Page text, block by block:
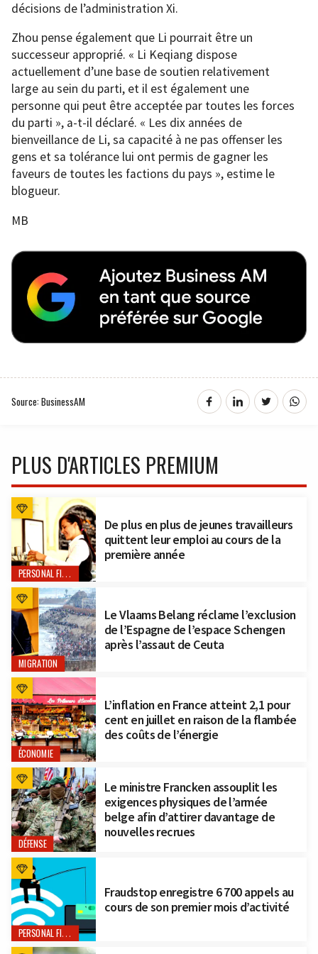
décisions de l’administration Xi.
Zhou pense également que Li pourrait être un
successeur approprié. « Li Keqiang dispose
actuellement d’une base de soutien relativement
large au sein du parti, et il est également une
personne qui peut être acceptée par toutes les forces
du parti », a-t-il déclaré. « Les dix années de
bienveillance de Li, sa capacité à ne pas offenser les
gens et sa tolérance lui ont permis de gagner les
faveurs de toutes les factions du pays », estime le
blogueur.
MB
Source: BusinessAM
PLUS D'ARTICLES PREMIUM
PERSONAL FINANCE
De plus en plus de jeunes travailleurs
quittent leur emploi au cours de la
première année
MIGRATION
Le Vlaams Belang réclame l’exclusion
de l’Espagne de l’espace Schengen
après l’assaut de Ceuta
ÉCONOMIE
L’inflation en France atteint 2,1 pour
cent en juillet en raison de la flambée
des coûts de l’énergie
DÉFENSE
Le ministre Francken assouplit les
exigences physiques de l’armée
belge afin d’attirer davantage de
nouvelles recrues
PERSONAL FINANCE
Fraudstop enregistre 6 700 appels au
cours de son premier mois d’activité